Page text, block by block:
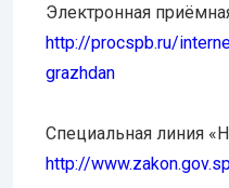
Электронная
http://procspb.ru/
grazhdan
Специальная линия
http://